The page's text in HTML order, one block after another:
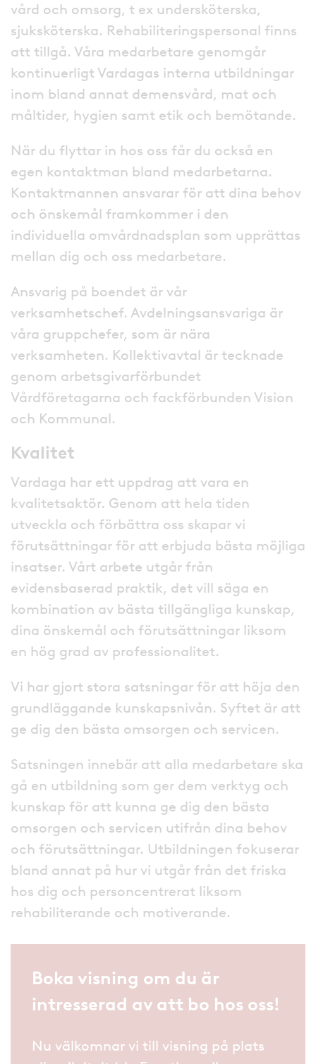
vård och omsorg, t ex undersköterska,
sjuksköterska. Rehabiliteringspersonal finns
att tillgå. Våra medarbetare genomgår
kontinuerligt Vardagas interna utbildningar
inom bland annat demensvård, mat och
måltider, hygien samt etik och bemötande.
När du flyttar in hos oss får du också en
egen kontaktman bland medarbetarna.
Kontaktmannen ansvarar för att dina behov
och önskemål framkommer i den
individuella omvårdnadsplan som upprättas
mellan dig och oss medarbetare.
Ansvarig på boendet är vår
verksamhetschef. Avdelningsansvariga är
våra gruppchefer, som är nära
verksamheten. Kollektivavtal är tecknade
genom arbetsgivarförbundet
Vårdföretagarna och fackförbunden Vision
och Kommunal.
Kvalitet
Vardaga har ett uppdrag att vara en
kvalitetsaktör. Genom att hela tiden
utveckla och förbättra oss skapar vi
förutsättningar för att erbjuda bästa möjliga
insatser. Vårt arbete utgår från
evidensbaserad praktik, det vill säga en
kombination av bästa tillgängliga kunskap,
dina önskemål och förutsättningar liksom
en hög grad av professionalitet.
Vi har gjort stora satsningar för att höja den
grundläggande kunskapsnivån. Syftet är att
ge dig den bästa omsorgen och servicen.
Satsningen innebär att alla medarbetare ska
gå en utbildning som ger dem verktyg och
kunskap för att kunna ge dig den bästa
omsorgen och servicen utifrån dina behov
och förutsättningar. Utbildningen fokuserar
bland annat på hur vi utgår från det friska
hos dig och personcentrerat liksom
rehabiliterande och motiverande.
Boka visning om du är
intresserad av att bo hos oss!
Nu välkomnar vi till visning på plats